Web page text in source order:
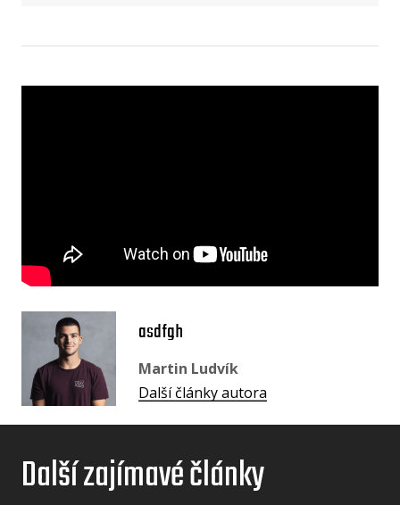
asdfgh
Martin Ludvík
Další články autora
Další zajímavé články